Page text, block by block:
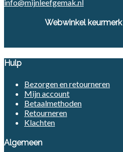
info@mijnleefgemak.nl
Webwinkel keurmerk
Hulp
Bezorgen en retourneren
Mijn account
Betaalmethoden
Retourneren
Klachten
Algemeen